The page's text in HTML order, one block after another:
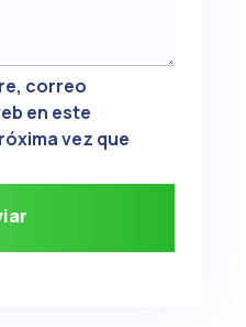
correo
en este
vez que